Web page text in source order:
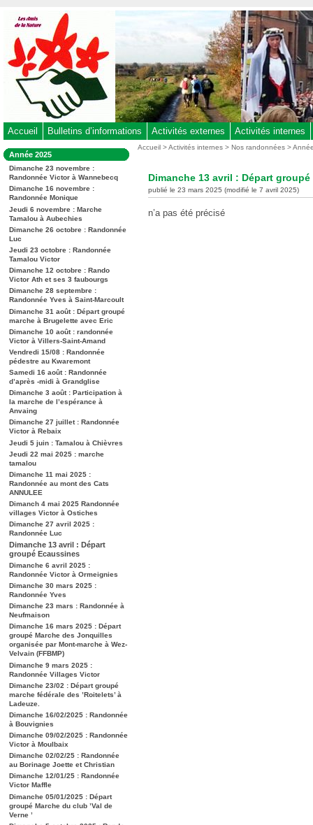
au
contenu
-
Aller
au
menu
-
à
la
recherche
Accueil Bulletins d’informations Activités externes Activités internes
Dans
la
rubrique
:
Année 2025
Dimanche 23 novembre :
Randonnée Victor à Wannebecq
Dimanche 16 novembre :
Randonnée Monique
Jeudi 6 novembre : Marche
Tamalou à Aubechies
Dimanche 26 octobre : Randonnée
Luc
Jeudi 23 octobre : Randonnée
Tamalou Victor
Dimanche 12 octobre : Rando
Victor Ath et ses 3 faubourgs
Dimanche 28 septembre :
Randonnée Yves à Saint-Marcoult
Dimanche 31 août : Départ groupé
marche à Brugelette avec Eric
Dimanche 10 août : randonnée
Victor à Villers-Saint-Amand
Vendredi 15/08 : Randonnée
pédestre au Kwaremont
Samedi 16 août : Randonnée
d’après -midi à Grandglise
Dimanche 3 août : Participation à
la marche de l’espérance à
Anvaing
Dimanche 27 juillet : Randonnée
Victor à Rebaix
Jeudi 5 juin : Tamalou à Chièvres
Jeudi 22 mai 2025 : marche
tamalou
Dimanche 11 mai 2025 :
Randonnée au mont des Cats
ANNULEE
Dimanch 4 mai 2025 Randonnée
villages Victor à Ostiches
Dimanche 27 avril 2025 :
Randonnée Luc
Dimanche 13 avril : Départ
groupé Ecaussines
Dimanche 6 avril 2025 :
Randonnée Victor à Ormeignies
Dimanche 30 mars 2025 :
Randonnée Yves
Dimanche 23 mars : Randonnée à
Neufmaison
Dimanche 16 mars 2025 : Départ
groupé Marche des Jonquilles
organisée par Mont-marche à Wez-
Velvain (FFBMP)
Dimanche 9 mars 2025 :
Randonnée Villages Victor
Dimanche 23/02 : Départ groupé
marche fédérale des ’Roitelets’ à
Ladeuze.
Dimanche 16/02/2025 : Randonnée
à Bouvignies
Dimanche 09/02/2025 : Randonnée
Victor à Moulbaix
Dimanche 02/02/25 : Randonnée
au Borinage Joette et Christian
Dimanche 12/01/25 : Randonnée
Victor Maffle
Dimanche 05/01/2025 : Départ
groupé Marche du club ’Val de
Verne ’
Vous
Accueil >Activités internes >Nos randonnées>
Dimanche 13 avril : Départ
publié le 23 mars 2025 (modifié le 7 avril 2025)
n’a pas été précisé